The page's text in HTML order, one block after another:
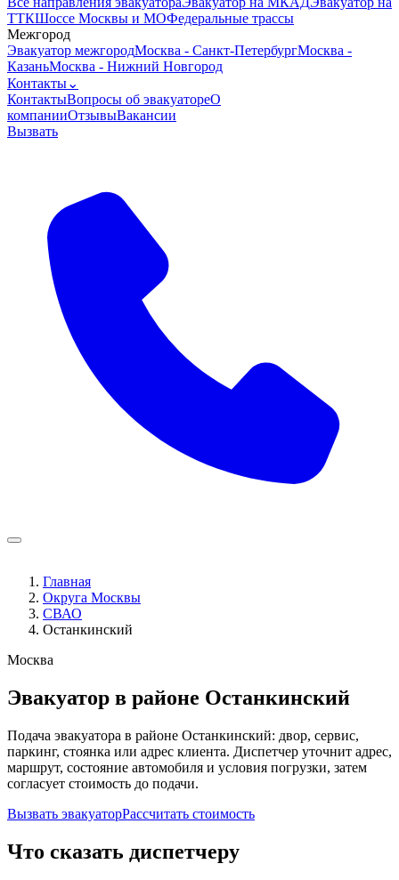
ТТКШоссе Москвы и МОФедеральные трассы
Межгород
Эвакуатор межгородМосква - Санкт-ПетербургМосква -
КазаньМосква - Нижний Новгород
Контакты⌄
КонтактыВопросы об эвакуатореО
компанииОтзывыВакансии
Вызвать
Главная
Округа Москвы
СВАО
Останкинский
Москва
Эвакуатор в районе Останкинский
Подача эвакуатора в районе Останкинский: двор, сервис,
паркинг, стоянка или адрес клиента. Диспетчер уточнит адрес,
маршрут, состояние автомобиля и условия погрузки, затем
согласует стоимость до подачи.
Вызвать эвакуаторРассчитать стоимость
Что сказать диспетчеру